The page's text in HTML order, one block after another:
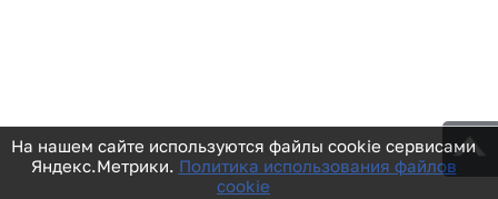
На нашем сайте используются файлы cookie сервисами
Яндекс.Метрики. Политика использования файлов
cookie